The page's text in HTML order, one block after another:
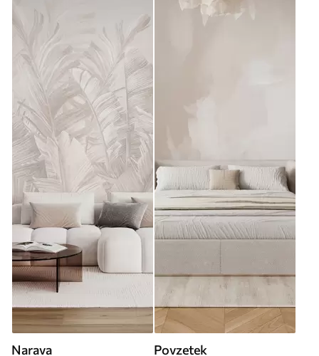
Narava Povzetek